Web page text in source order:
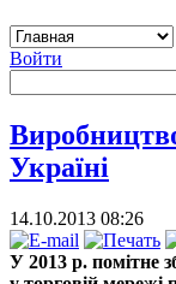
Войти
Україні
14.10.2013 08:26
У 2013 р. помітне